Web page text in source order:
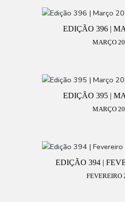
EDIÇÃO 396 |
MARÇO
EDIÇÃO 395 |
MARÇO
EDIÇÃO 394 |
FEVEREIRO